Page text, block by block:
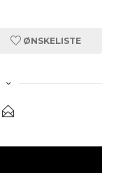
ØNSKELISTE